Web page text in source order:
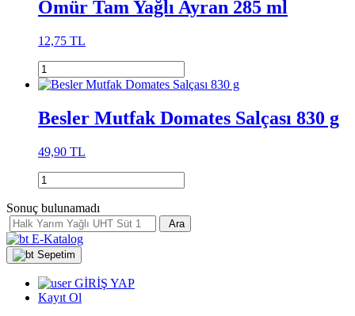
Ömür Tam Yağlı Ayran 285 ml
12,75 TL
Besler Mutfak Domates Salçası 830 g
49,90 TL
Sonuç bulunamadı
Ara
E-Katalog
Sepetim
GİRİŞ YAP
Kayıt Ol